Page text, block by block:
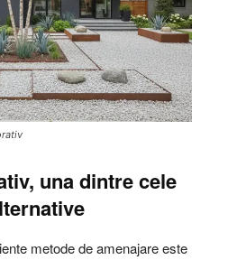
una dintre cele
metode de amenajare este